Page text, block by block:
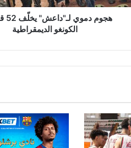
الكونغو الديمقراطية